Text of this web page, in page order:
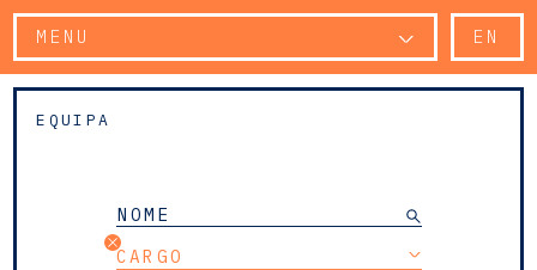
MENU EN
EQUIPA
CARGO